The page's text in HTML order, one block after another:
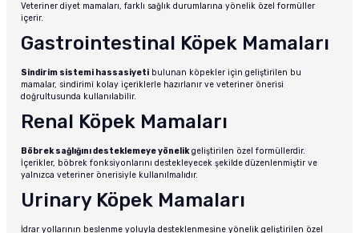
Veteriner diyet mamaları, farklı sağlık durumlarına yönelik özel formüller
içerir.
Gastrointestinal Köpek Mamaları
Sindirim sistemi hassasiyeti bulunan köpekler için geliştirilen bu
mamalar, sindirimi kolay içeriklerle hazırlanır ve veteriner önerisi
doğrultusunda kullanılabilir.
Renal Köpek Mamaları
Böbrek sağlığını desteklemeye yönelikgeliştirilen özel formüllerdir.
İçerikler, böbrek fonksiyonlarını destekleyecek şekilde düzenlenmiştir ve
yalnızca veteriner önerisiyle kullanılmalıdır.
Urinary Köpek Mamaları
İdrar yollarının beslenme yoluyla desteklenmesine yönelik geliştirilen özel